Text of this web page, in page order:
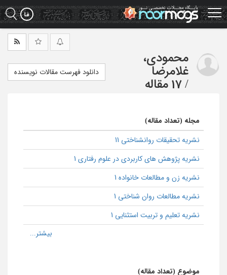
Skip
to
main
محمودی،
غلامرضا
/ 17 مقاله
دانلود فهرست مقالات نویسنده
مجله (تعداد مقاله)
نشریه تحقیقات روانشناختی 11
نشریه پژوهش های کاربردی در علوم رفتاری 1
نشریه زن و مطالعات خانواده 1
نشریه مطالعات روان شناختی 1
نشریه تعلیم و تربیت استثنایی 1
موضوع (تعداد مقاله)